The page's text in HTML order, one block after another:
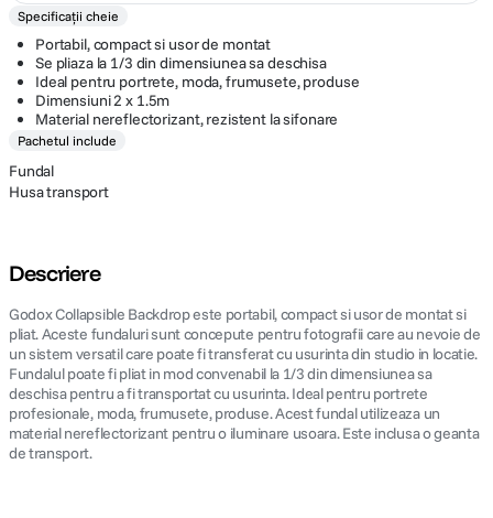
Specificații cheie
Portabil, compact si usor de montat
Se pliaza la 1/3 din dimensiunea sa deschisa
Ideal pentru portrete, moda, frumusete, produse
Dimensiuni 2 x 1.5m
Material nereflectorizant, rezistent la sifonare
Pachetul include
Fundal
Husa transport
Descriere
Godox Collapsible Backdrop este portabil, compact si usor de montat si
pliat. Aceste fundaluri sunt concepute pentru fotografii care au nevoie de
un sistem versatil care poate fi transferat cu usurinta din studio in locatie.
Fundalul poate fi pliat in mod convenabil la 1/3 din dimensiunea sa
deschisa pentru a fi transportat cu usurinta. Ideal pentru portrete
profesionale, moda, frumusete, produse. Acest fundal utilizeaza un
material nereflectorizant pentru o iluminare usoara. Este inclusa o geanta
de transport.